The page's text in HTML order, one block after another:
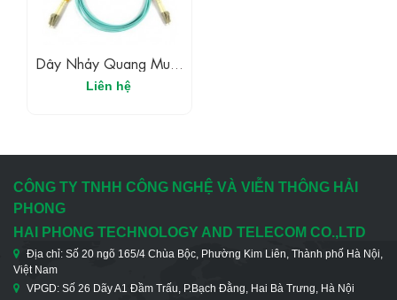
Dây Nhảy Quang Multi-
Mode OM3 LC-LC
Liên hệ
CÔNG TY TNHH CÔNG NGHỆ VÀ VIỄN THÔNG HẢI
PHONG
HAI PHONG TECHNOLOGY AND TELECOM CO.,LTD
Địa chỉ: Số 20 ngõ 165/4 Chùa Bộc, Phường Kim Liên, Thành phố Hà Nội,
Việt Nam
VPGD: Số 26 Dãy A1 Đầm Trấu, P.Bạch Đằng, Hai Bà Trưng, Hà Nội